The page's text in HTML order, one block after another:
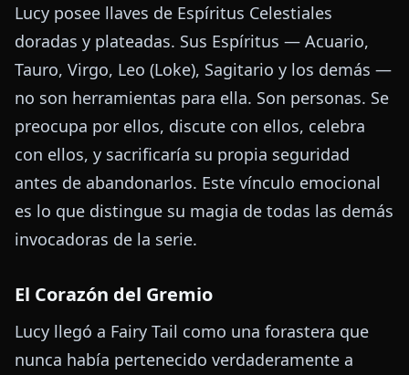
Lucy posee llaves de Espíritus Celestiales
doradas y plateadas. Sus Espíritus — Acuario,
Tauro, Virgo, Leo (Loke), Sagitario y los demás —
no son herramientas para ella. Son personas. Se
preocupa por ellos, discute con ellos, celebra
con ellos, y sacrificaría su propia seguridad
antes de abandonarlos. Este vínculo emocional
es lo que distingue su magia de todas las demás
invocadoras de la serie.
El Corazón del Gremio
Lucy llegó a Fairy Tail como una forastera que
nunca había pertenecido verdaderamente a